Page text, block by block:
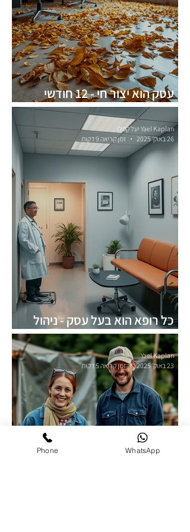
עסק הוא יצור חי - 12 חודשי
הוצאות ו8 חודשי הכנסות
כל רופא הוא בעל עסק - ניהול
עסקי לקליניקה
Yael Kaplan יעל קפלן
26 באוק׳ 2025
זמן קריאה 9 דקות
Yael Kaplan
23 באוק׳ 2025
זמן קריאה 5 דקות
Phone WhatsApp